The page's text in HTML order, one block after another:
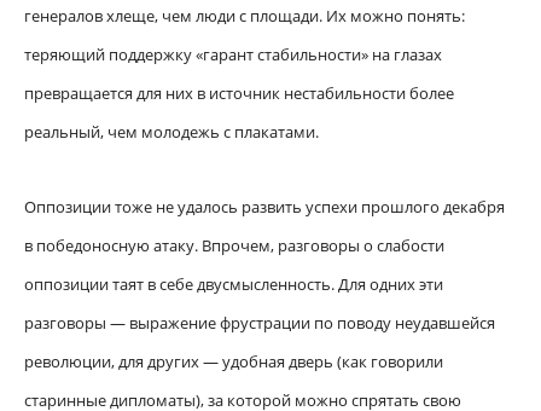
генералов хлеще, чем люди с площади. Их можно понять:
теряющий поддержку «гарант стабильности» на глазах
превращается для них в источник нестабильности более
реальный, чем молодежь с плакатами.
Оппозиции тоже не удалось развить успехи прошлого декабря
в победоносную атаку. Впрочем, разговоры о слабости
оппозиции таят в себе двусмысленность. Для одних эти
разговоры — выражение фрустрации по поводу неудавшейся
революции, для других — удобная дверь (как говорили
старинные дипломаты), за которой можно спрятать свою